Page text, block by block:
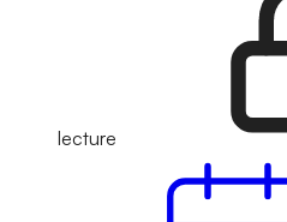
lecture